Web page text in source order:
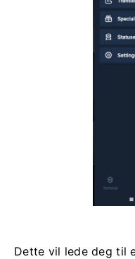
Dette vil lede deg til